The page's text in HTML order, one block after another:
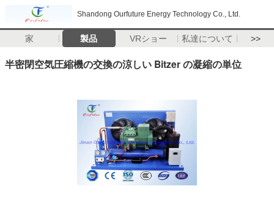
Shandong Ourfuture Energy Technology Co., Ltd.
家 製品 VRショー 私達について >>
半密閉空気圧縮機の交換の涼しい Bitzer の凝縮の単位